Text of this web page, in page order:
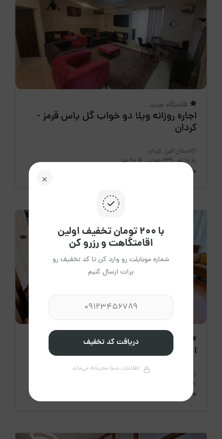
اقامتگاه جدید
اجاره روزانه ویلا دو خواب گل یاس قرمز -
کردان
استان البرز، کردان
10 نفر
2 خواب 90 متر
3،220،000 تومان
اقامتگاه جدید
اجاره روزانه ویلا دو خواب مسیحا - کردان
استان البرز، کردان
3،900،000 تومان
با ۲۰۰ تومان تخفیف اولین
اقامتگاهت و رزرو کن
شماره موبایلت رو وارد کن تا کد تخفیف رو
برات ارسال کنیم
دریافت کد تخفیف
اطلاعات شما محرمانه می‌ماند